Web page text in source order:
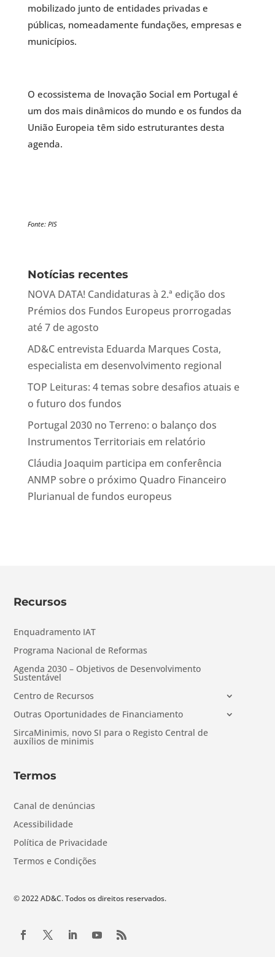
mobilizado junto de entidades privadas e
públicas, nomeadamente fundações, empresas e
municípios.
O ecossistema de Inovação Social em Portugal é
um dos mais dinâmicos do mundo e os fundos da
União Europeia têm sido estruturantes desta
agenda.
Fonte: PIS
Notícias recentes
NOVA DATA! Candidaturas à 2.ª edição dos
Prémios dos Fundos Europeus prorrogadas
até 7 de agosto
AD&C entrevista Eduarda Marques Costa,
especialista em desenvolvimento regional
TOP Leituras: 4 temas sobre desafios atuais e
o futuro dos fundos
Portugal 2030 no Terreno: o balanço dos
Instrumentos Territoriais em relatório
Cláudia Joaquim participa em conferência
ANMP sobre o próximo Quadro Financeiro
Plurianual de fundos europeus
Recursos
Enquadramento IAT
Programa Nacional de Reformas
Agenda 2030 – Objetivos de Desenvolvimento
Sustentável
Centro de Recursos
Outras Oportunidades de Financiamento
SircaMinimis, novo SI para o Registo Central de
auxílios de minimis
Termos
Canal de denúncias
Acessibilidade
Política de Privacidade
Termos e Condições
© 2022 AD&C. Todos os direitos reservados.